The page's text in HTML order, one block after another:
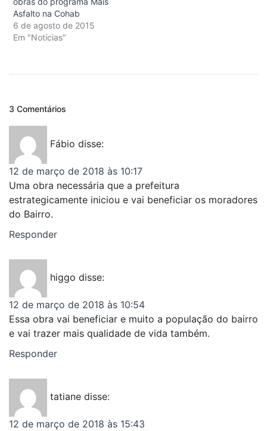
Asfalto na Cohab
6 de agosto de 2015
Em "Notícias"
3 Comentários
Fábio disse:
12 de março de 2018 às 10:17
Uma obra necessária que a prefeitura
estrategicamente iniciou e vai beneficiar os moradores
do Bairro.
Responder
higgo disse:
12 de março de 2018 às 10:54
Essa obra vai beneficiar e muito a população do bairro
e vai trazer mais qualidade de vida também.
Responder
tatiane disse:
12 de março de 2018 às 15:43